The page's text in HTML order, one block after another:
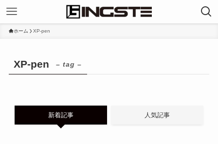
ホーム XP-pen
XP-pen – tag –
新着記事 人気記事